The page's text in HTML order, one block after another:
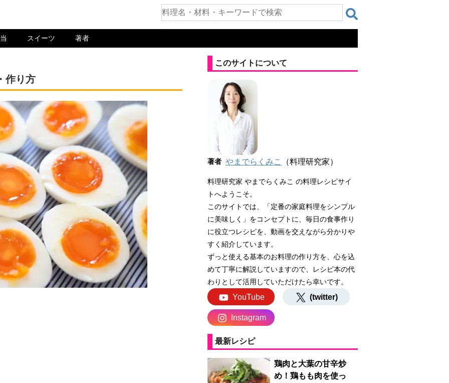
スイーツ 著者
作り方
このサイトについて
著者 やまでらくみこ （料理研究家）
料理研究家 やまでらくみこ の料理レシピサイ
トへようこそ。
このサイトでは、「定番の家庭料理をシンプル
に美味しく」をコンセプトに、毎日の食事作り
に役立つレシピを、動画を交えながら分かりや
すく紹介しています。
ずっと使える基本のお料理の作り方を、心を込
めて丁寧に解説していますので、レシピ本の代
わりとして活用していただけたら幸いです。
YouTube (twitter)
Instagram
最新レシピ
鶏肉と大葉の甘辛炒
め！鶏もも肉を使っ